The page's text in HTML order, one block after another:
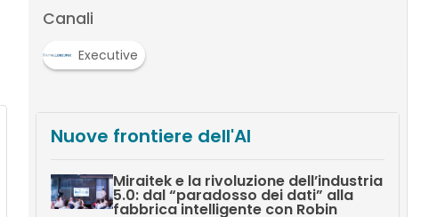
Canali
Executive
Nuove frontiere dell'AI
Miraitek e la rivoluzione dell’industria
5.0: dal “paradosso dei dati” alla
fabbrica intelligente con Robin